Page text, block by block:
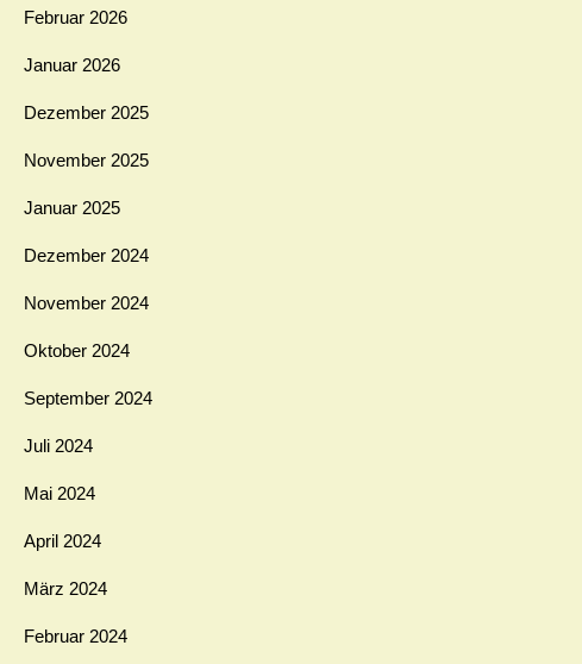
Februar 2026
Januar 2026
Dezember 2025
November 2025
Januar 2025
Dezember 2024
November 2024
Oktober 2024
September 2024
Juli 2024
Mai 2024
April 2024
März 2024
Februar 2024